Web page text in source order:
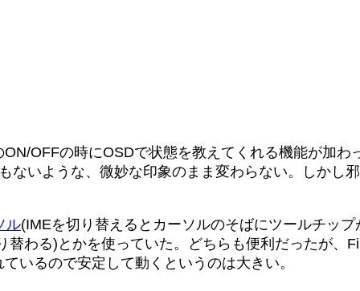
OFFの時にOSDで状態を教えてくれる機能が加
ないような、微妙な印象のまま変わらない。しかし
ル(IMEを切り替えるとカーソルのそばにツールチッ
わる)とかを使っていた。どちらも便利だったが、
いるので安定して動くというのは大きい。